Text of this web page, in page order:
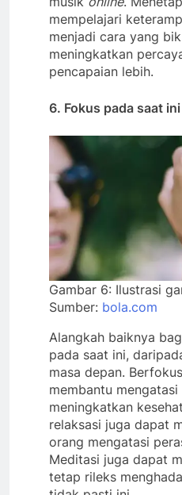
mempelajari
menjadi cara yang
meningkatkan
pencapaian lebih.
6. Fokus pada saat ini
Gambar 6: Ilustrasi
Sumber: bola.com
Alangkah baiknya
pada saat ini,
masa depan.
membantu
meningkatkan
relaksasi juga dapat
orang mengatasi
Meditasi juga dapat
tetap rileks